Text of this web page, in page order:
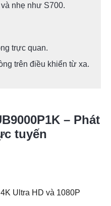
nhẹ như S700.
trực quan.
trên điều khiển từ xa.
– Phát
tuyến
Ultra HD và 1080P